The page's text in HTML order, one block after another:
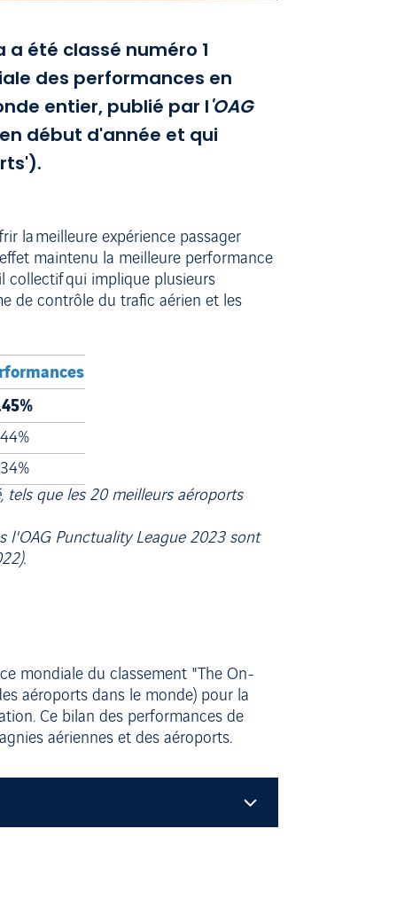
été classé numéro 1
des performances en
entier, publié par l'OAG
début d'année et qui
la meilleure expérience passager
maintenu la meilleure performance
collectif qui implique plusieurs
de contrôle du trafic aérien et les
moyennes en termes de ponctualité
que les 20 meilleurs aéroports
l'OAG Punctuality League 2023 sont
mondiale du classement "The On-
aéroports dans le monde) pour la
Ce bilan des performances de
aériennes et des aéroports.